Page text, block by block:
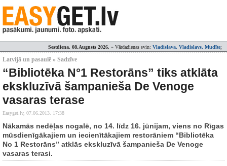
Sestdiena, 08.Augusts 2026. » Vārdadienas svin: Vladislava, Vladislavs, Mudīte;
Latvijā un pasaulē » Sadzīve
“Bibliotēka N°1 Restorāns” tiks atklāta
ekskluzīvā šampanieša De Venoge
vasaras terase
Easyget.lv, 07.06.2013. 17:38
Nākamās nedēļas nogalē, no 14. līdz 16. jūnijam, viens no Rīgas
mūsdienīgākajiem un iecienītākajiem restorāniem “Bibliotēka
No 1 Restorāns” atklās ekskluzīvā šampanieša De Venoge
vasaras terasi.